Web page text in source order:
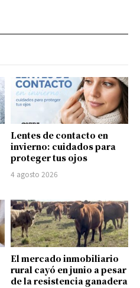
Lentes de contacto en
invierno: cuidados para
proteger tus ojos
4 agosto 2026
El mercado inmobiliario
rural cayó en junio a pesar
de la resistencia ganadera